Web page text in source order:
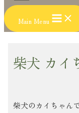
Main Menu
柴犬 カイ
柴犬のカイちゃん